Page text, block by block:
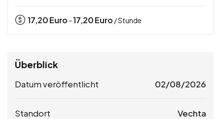
17,20Euro -17,20Euro / Stunde
Überblick
Datum veröffentlicht 02/08/2026
Standort Vechta